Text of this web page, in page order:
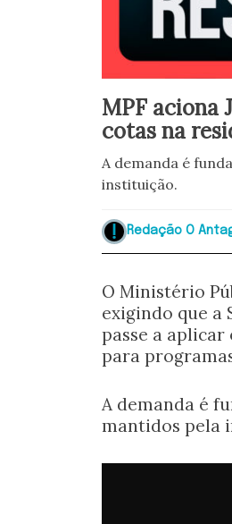
MPF aciona
cotas na
A demanda é
instituição.
Redação O
O Ministério
exigindo que a
passe a aplicar
para
A demanda é
mantidos pela